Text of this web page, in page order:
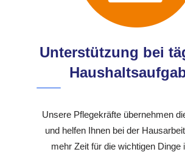
Unterstützung bei
Unsere Pflegekräfte übernehmen
und helfen Ihnen bei der
mehr Zeit für die wichtigen Dinge